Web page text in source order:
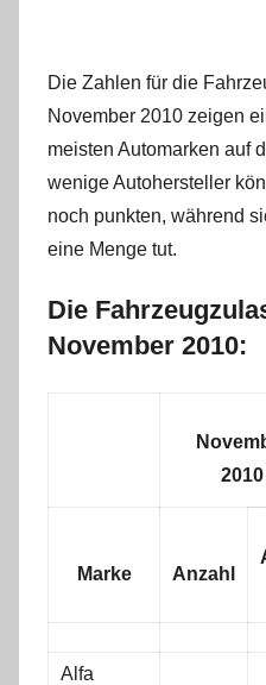
Die Zahlen für die
November 2010 zeigen
meisten Automarken auf
wenige Autohersteller
noch punkten, während
eine Menge tut.
Die
November 2010:
2010
Marke Anzahl
Alfa